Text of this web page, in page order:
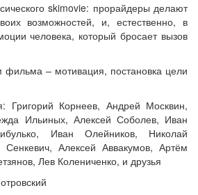
skimovie: прорайдеры делают
возможностей, и, естественно, в
человека, который бросает вызов
– мотивация, постановка цели
Григорий Корнеев, Андрей Москвин,
Ильиных, Алексей Соболев, Иван
Иван Олейников, Николай
Сенкевич, Алексей Аввакумов, Артём
Лев Колениченко, и друзья